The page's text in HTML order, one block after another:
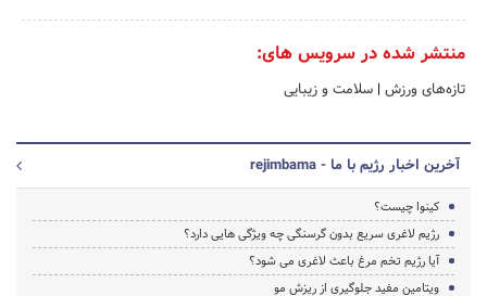
منتشر شده در سرویس های:
تازه‌های ورزش | سلامت و زیبایی
آخرین اخبار رژیم با ما - rejimbama
کینوا چیست؟
رژیم لاغری سریع بدون گرسنگی چه ویژگی هایی دارد؟
آیا رژیم تخم مرغ باعث لاغری می شود؟
ویتامین مفید جلوگیری از ریزش مو